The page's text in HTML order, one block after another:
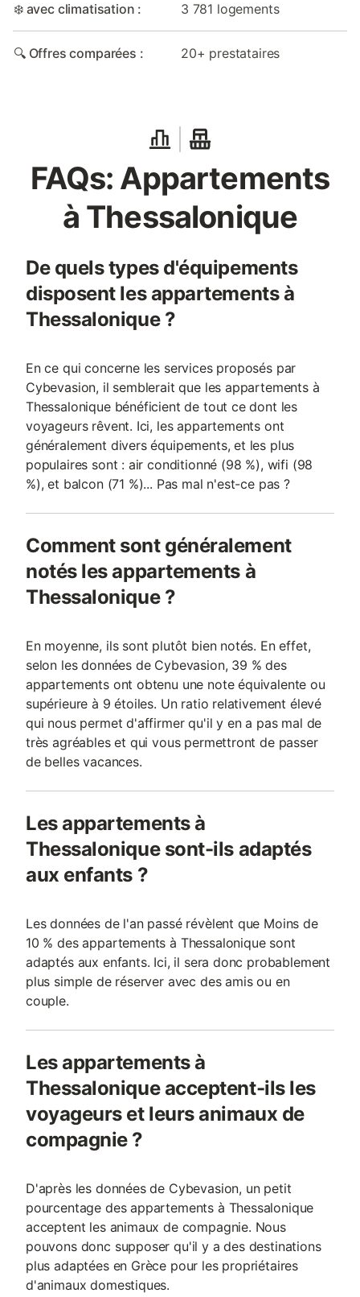
❄️ avec climatisation : 3 781 logements
🔍 Offres comparées : 20+ prestataires
FAQs: Appartements
à Thessalonique
De quels types d'équipements
disposent les appartements à
Thessalonique ?
En ce qui concerne les services proposés par
Cybevasion, il semblerait que les appartements à
Thessalonique bénéficient de tout ce dont les
voyageurs rêvent. Ici, les appartements ont
généralement divers équipements, et les plus
populaires sont : air conditionné (98 %), wifi (98
%), et balcon (71 %)... Pas mal n'est-ce pas ?
Comment sont généralement
notés les appartements à
Thessalonique ?
En moyenne, ils sont plutôt bien notés. En effet,
selon les données de Cybevasion, 39 % des
appartements ont obtenu une note équivalente ou
supérieure à 9 étoiles. Un ratio relativement élevé
qui nous permet d'affirmer qu'il y en a pas mal de
très agréables et qui vous permettront de passer
de belles vacances.
Les appartements à
Thessalonique sont-ils adaptés
aux enfants ?
Les données de l'an passé révèlent que Moins de
10 % des appartements à Thessalonique sont
adaptés aux enfants. Ici, il sera donc probablement
plus simple de réserver avec des amis ou en
couple.
Les appartements à
Thessalonique acceptent-ils les
voyageurs et leurs animaux de
compagnie ?
D'après les données de Cybevasion, un petit
pourcentage des appartements à Thessalonique
acceptent les animaux de compagnie. Nous
pouvons donc supposer qu'il y a des destinations
plus adaptées en Grèce pour les propriétaires
d'animaux domestiques.